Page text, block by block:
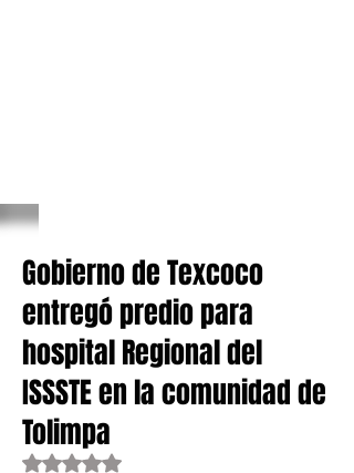
Gobierno de Texcoco
entregó predio para
hospital Regional del
ISSSTE en la comunidad de
Tolimpa
Obtuvo NaN de 5 estrellas.